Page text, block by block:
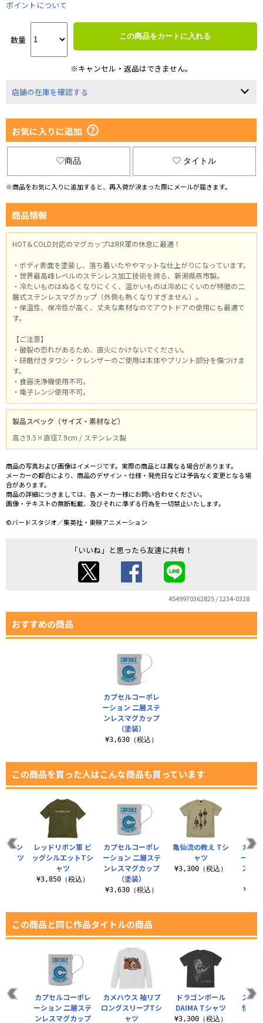
ポイントについて
数量 この商品をカートに入れる
※キャンセル・返品はできません。
店舗の在庫を確認する
お気に入りに追加
商品 タイトル
※商品をお気に入りに追加すると、再入荷が決まった際にメールが届きます。
商品情報
HOT＆COLD対応のマグカップはRR軍の休息に最適！
・ボディ表面を塗装し、落ち着いたややマットな仕上がりになっています。
・世界最高峰レベルのステンレス加工技術を誇る、新潟県燕市製。
・冷たいものはぬるくなりにくく、温かいものは冷めにくいのが特徴の二
層式ステンレスマグカップ（外側も熱くなりすぎません）。
・保温性、保冷性が高く、丈夫な素材なのでアウトドアの使用にも最適で
す。
【ご注意】
・破裂の恐れがあるため、直火にかけないでください。
・研磨付きタワシ・クレンザーのご使用は本体やプリント部分を傷つけま
す。
・食器洗浄機使用不可。
・電子レンジ使用不可。
製品スペック（サイズ・素材など）
高さ9.5×直径7.9cm / ステンレス製
商品の写真および画像はイメージです。実際の商品とは異なる場合があります。
メーカーの都合により、商品のデザイン・仕様・発売日などは予告なく変更となる場
合があります。
商品の詳細につきましては、各メーカー様にお問い合わせください。
画像・テキストの無断転載、及びそれに準ずる行為を一切禁止いたします。
©バードスタジオ／集英社・東映アニメーション
「いいね」と思ったら友達に共有！
4549970362825 / 1234-0328
おすすめの商品
カプセルコーポレ
ーション 二層ステ
ンレスマグカップ
（塗装）
¥3,630（税込）
この商品を買った人はこんな商品も買っています
カプセルコーポレ
ーション 二層ステ
ンレスマグカップ
（塗装）
¥3,630（税込）
亀仙流の教え Tシ
ャツ
¥3,300（税込）
カプ
ーシ
スサ
ロン
シャツ
レッドリボン軍 ビ
ッグシルエットTシ
ャツ
¥3,850（税込）
この商品と同じ作品タイトルの商品
カメハウス 袖リブ
ロングスリーブTシ
ャツ
ドラゴンボール
DAIMA Tシャツ
¥3,300（税込）
スー
悟飯
ック
カプセルコーポレ
ーション 二層ステ
ンレスマグカップ